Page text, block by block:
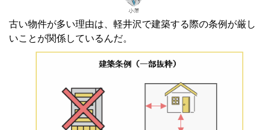
古い物件が多い理由は、軽井沢で建築する際の条例が厳し
いことが関係しているんだ。